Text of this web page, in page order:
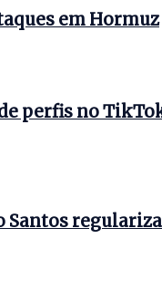
em Hormuz
perfis no